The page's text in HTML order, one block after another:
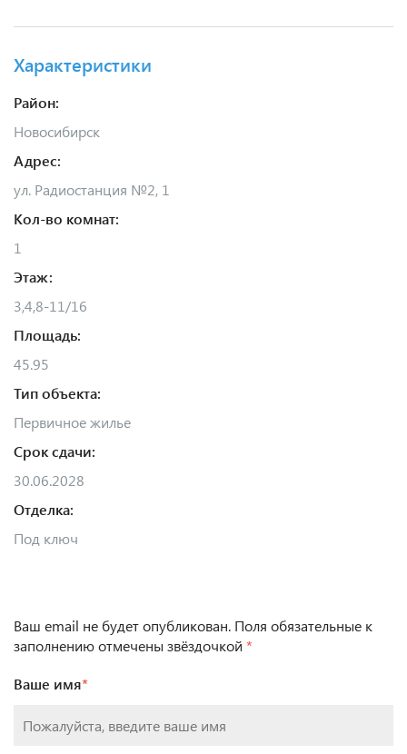
Характеристики
Район:
Новосибирск
Адрес:
ул. Радиостанция №2, 1
Кол-во комнат:
1
Этаж:
3,4,8-11/16
Площадь:
45.95
Тип объекта:
Первичное жилье
Срок сдачи:
30.06.2028
Отделка:
Под ключ
Ваш email не будет опубликован. Поля обязательные к
заполнению отмечены звёздочкой *
Ваше имя*